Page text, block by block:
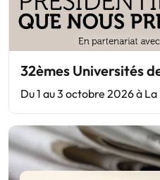
32èmes Universités
Du 1 au 3 octobre 2026 à La